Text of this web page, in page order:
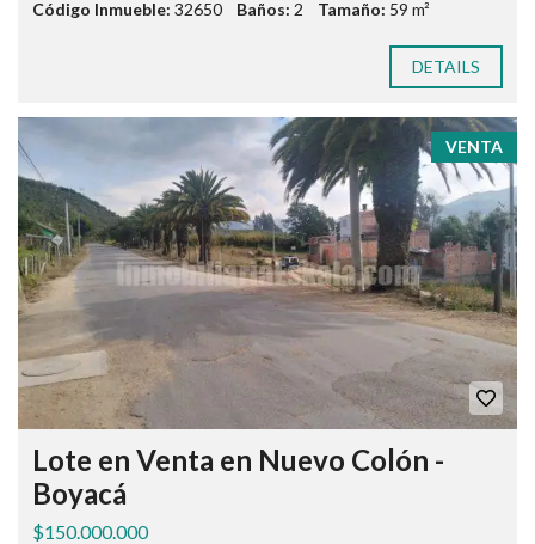
Código Inmueble: 32650 Baños: 2 Tamaño: 59 m²
DETAILS
VENTA
Lote en Venta en Nuevo Colón -
Boyacá
$150.000.000